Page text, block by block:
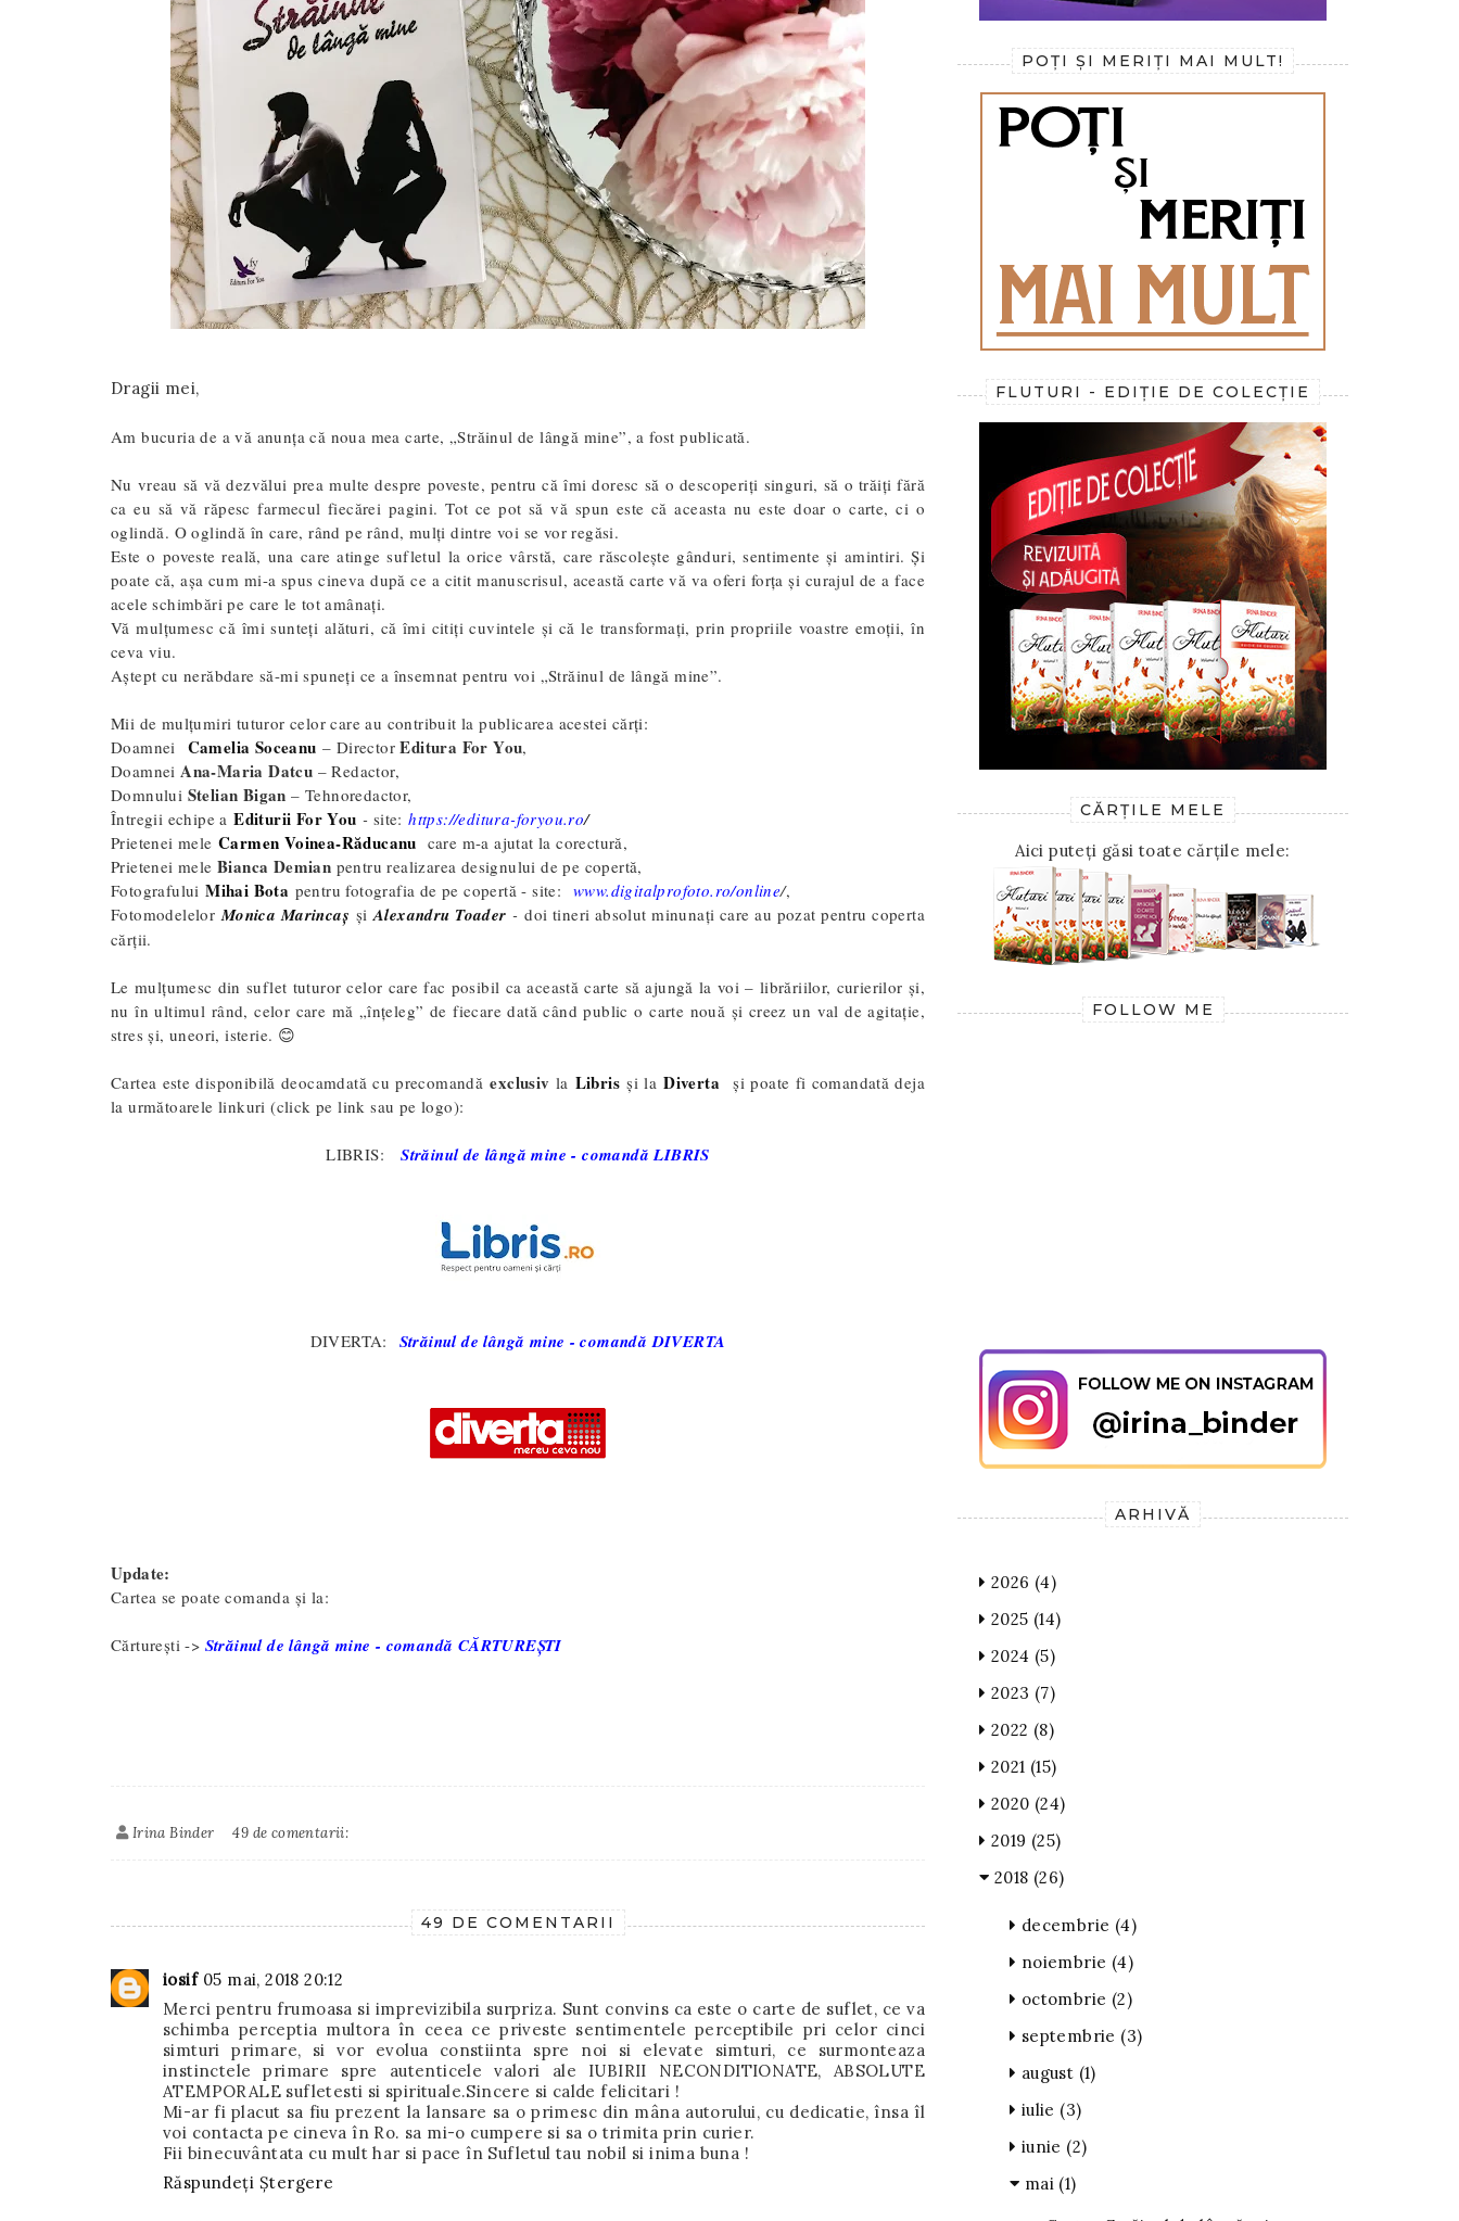
Dragii mei,
Am bucuria de a vă anunța că noua mea carte, „Străinul de lângă mine”, a fost publicată.
Nu vreau să vă dezvălui prea multe despre poveste, pentru că îmi doresc să o descoperiți singuri, să o trăiți fără
ca eu să vă răpesc farmecul fiecărei pagini. Tot ce pot să vă spun este că aceasta nu este doar o carte, ci o
oglindă. O oglindă în care, rând pe rând, mulți dintre voi se vor regăsi.
Este o poveste reală, una care atinge sufletul la orice vârstă, care răscolește gânduri, sentimente și amintiri. Și
poate că, așa cum mi-a spus cineva după ce a citit manuscrisul, această carte vă va oferi forța și curajul de a face
acele schimbări pe care le tot amânați.
Vă mulțumesc că îmi sunteți alături, că îmi citiți cuvintele și că le transformați, prin propriile voastre emoții, în
ceva viu.
Aștept cu nerăbdare să-mi spuneți ce a însemnat pentru voi „Străinul de lângă mine”.
Mii de mulțumiri tuturor celor care au contribuit la publicarea acestei cărți:
Doamnei Camelia Soceanu – DirectorEditura For You,
DoamneiAna-Maria Datcu – Redactor,
Domnului Stelian Bigan – Tehnoredactor,
Întregii echipe aEditurii For You - site: https://editura-foryou.ro/
Prietenei mele Carmen Voinea-Răducanu care m-a ajutat la corectură,
Prietenei mele Bianca Demian pentru realizarea designului de pe copertă,
FotografuluiMihai Bota pentru fotografia de pe copertă - site: www.digitalprofoto.ro/online/,
FotomodelelorMonica Marincaș șiAlexandru Toader - doi tineri absolut minunați care au pozat pentru coperta
cărții.
Le mulțumesc din suflet tuturor celor care fac posibil ca această carte să ajungă la voi – librăriilor, curierilor și,
nu în ultimul rând, celor care mă „înțeleg” de fiecare dată când public o carte nouă și creez un val de agitație,
stres și, uneori, isterie. 😊
Cartea este disponibilă deocamdată cu precomandăexclusiv la Libris și laDiverta
și poate fi comandată deja
la următoarele linkuri (click pe link sau pe logo):
LIBRIS:Străinul de lângă mine - comandă LIBRIS
DIVERTA: Străinul de lângă mine - comandă DIVERTA
Update:
Cartea se poate comanda și la:
Cărturești -> Străinul de lângă mine - comandă CĂRTUREȘTI
Irina Binder 49 de comentarii:
49 DE COMENTARII
iosif 05 mai, 2018 20:12
Merci pentru frumoasa si imprevizibila surpriza. Sunt convins ca este o carte de suflet, ce va
schimba perceptia multora în ceea ce priveste sentimentele perceptibile pri celor cinci
simturi primare, si vor evolua constiinta spre noi si elevate simturi, ce surmonteaza
instinctele primare spre autenticele valori ale IUBIRII NECONDITIONATE, ABSOLUTE
ATEMPORALE sufletesti si spirituale.Sincere si calde felicitari !
Mi-ar fi placut sa fiu prezent la lansare sa o primesc din mâna autorului, cu dedicatie, însa îl
voi contacta pe cineva în Ro. sa mi-o cumpere si sa o trimita prin curier.
Fii binecuvântata cu mult har si pace în Sufletul tau nobil si inima buna !
Răspundeți Ștergere
POȚI ȘI MERIȚI MAI MULT!
FLUTURI - EDIȚIE DE COLECȚIE
CĂRȚILE MELE
Aici puteți găsi toate cărțile mele:
FOLLOW ME
ARHIVĂ
2026 (4)
2025 (14)
2024 (5)
2023 (7)
2022 (8)
2021 (15)
2020 (24)
2019 (25)
2018 (26)
decembrie (4)
noiembrie (4)
octombrie (2)
septembrie (3)
august (1)
iulie (3)
iunie (2)
mai (1)